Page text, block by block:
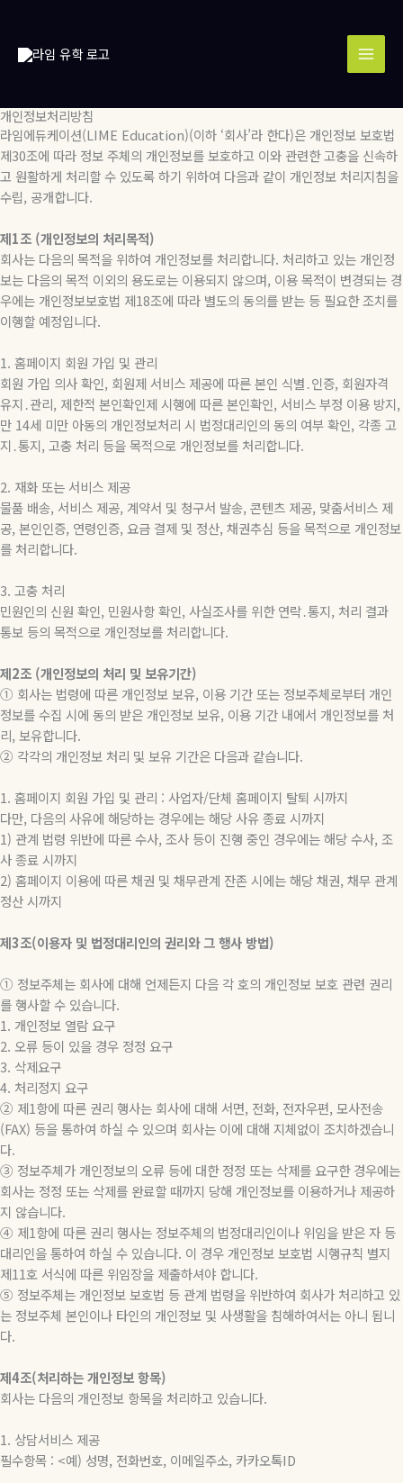
너
뛰
기
개인정보처리방침
라임에듀케이션(LIME Education)(이하 ‘회사’라 한다)은 개인정보 보호법
제30조에 따라 정보 주체의 개인정보를 보호하고 이와 관련한 고충을 신속하
고 원활하게 처리할 수 있도록 하기 위하여 다음과 같이 개인정보 처리지침을
수립, 공개합니다.
제1조 (개인정보의 처리목적)
회사는 다음의 목적을 위하여 개인정보를 처리합니다. 처리하고 있는 개인정
보는 다음의 목적 이외의 용도로는 이용되지 않으며, 이용 목적이 변경되는 경
우에는 개인정보보호법 제18조에 따라 별도의 동의를 받는 등 필요한 조치를
이행할 예정입니다.
1. 홈페이지 회원 가입 및 관리
회원 가입 의사 확인, 회원제 서비스 제공에 따른 본인 식별․인증, 회원자격
유지․관리, 제한적 본인확인제 시행에 따른 본인확인, 서비스 부정 이용 방지,
만 14세 미만 아동의 개인정보처리 시 법정대리인의 동의 여부 확인, 각종 고
지․통지, 고충 처리 등을 목적으로 개인정보를 처리합니다.
2. 재화 또는 서비스 제공
물품 배송, 서비스 제공, 계약서 및 청구서 발송, 콘텐츠 제공, 맞춤서비스 제
공, 본인인증, 연령인증, 요금 결제 및 정산, 채권추심 등을 목적으로 개인정보
를 처리합니다.
3. 고충 처리
민원인의 신원 확인, 민원사항 확인, 사실조사를 위한 연락․통지, 처리 결과
통보 등의 목적으로 개인정보를 처리합니다.
제2조 (개인정보의 처리 및 보유기간)
① 회사는 법령에 따른 개인정보 보유, 이용 기간 또는 정보주체로부터 개인
정보를 수집 시에 동의 받은 개인정보 보유, 이용 기간 내에서 개인정보를 처
리, 보유합니다.
② 각각의 개인정보 처리 및 보유 기간은 다음과 같습니다.
1. 홈페이지 회원 가입 및 관리 : 사업자/단체 홈페이지 탈퇴 시까지
다만, 다음의 사유에 해당하는 경우에는 해당 사유 종료 시까지
1) 관계 법령 위반에 따른 수사, 조사 등이 진행 중인 경우에는 해당 수사, 조
사 종료 시까지
2) 홈페이지 이용에 따른 채권 및 채무관계 잔존 시에는 해당 채권, 채무 관계
정산 시까지
제3조(이용자 및 법정대리인의 권리와 그 행사 방법)
① 정보주체는 회사에 대해 언제든지 다음 각 호의 개인정보 보호 관련 권리
를 행사할 수 있습니다.
1. 개인정보 열람 요구
2. 오류 등이 있을 경우 정정 요구
3. 삭제요구
4. 처리정지 요구
② 제1항에 따른 권리 행사는 회사에 대해 서면, 전화, 전자우편, 모사전송
(FAX) 등을 통하여 하실 수 있으며 회사는 이에 대해 지체없이 조치하겠습니
다.
③ 정보주체가 개인정보의 오류 등에 대한 정정 또는 삭제를 요구한 경우에는
회사는 정정 또는 삭제를 완료할 때까지 당해 개인정보를 이용하거나 제공하
지 않습니다.
④ 제1항에 따른 권리 행사는 정보주체의 법정대리인이나 위임을 받은 자 등
대리인을 통하여 하실 수 있습니다. 이 경우 개인정보 보호법 시행규칙 별지
제11호 서식에 따른 위임장을 제출하셔야 합니다.
⑤ 정보주체는 개인정보 보호법 등 관계 법령을 위반하여 회사가 처리하고 있
는 정보주체 본인이나 타인의 개인정보 및 사생활을 침해하여서는 아니 됩니
다.
제4조(처리하는 개인정보 항목)
회사는 다음의 개인정보 항목을 처리하고 있습니다.
1. 상담서비스 제공
필수항목 : <예) 성명, 전화번호, 이메일주소, 카카오톡ID